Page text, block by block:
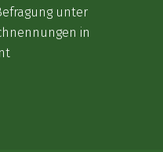
unter
in